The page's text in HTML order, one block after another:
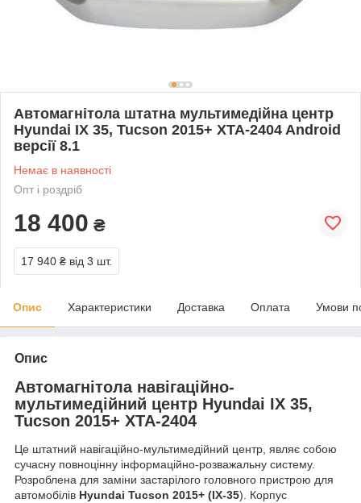
Автомагнітола штатна мультимедійна центр
Hyundai IX 35, Tucson 2015+ XTA-2404 Android
версії 8.1
Немає в наявності
Опт і роздріб
18 400 ₴
17 940 ₴ від 3 шт.
Опис Характеристики Доставка Оплата Умови
Опис
Автомагнітола навігаційно-
мультимедійний центр Hyundai IX 35,
Tucson 2015+ XTA-2404
Це штатний навігаційно-мультимедійний центр, являє собою
сучасну повноцінну інформаційно-розважальну систему.
Розроблена для заміни застарілого головного пристрою для
автомобілів Hyundai Tucson 2015+ (IX-35). Корпус